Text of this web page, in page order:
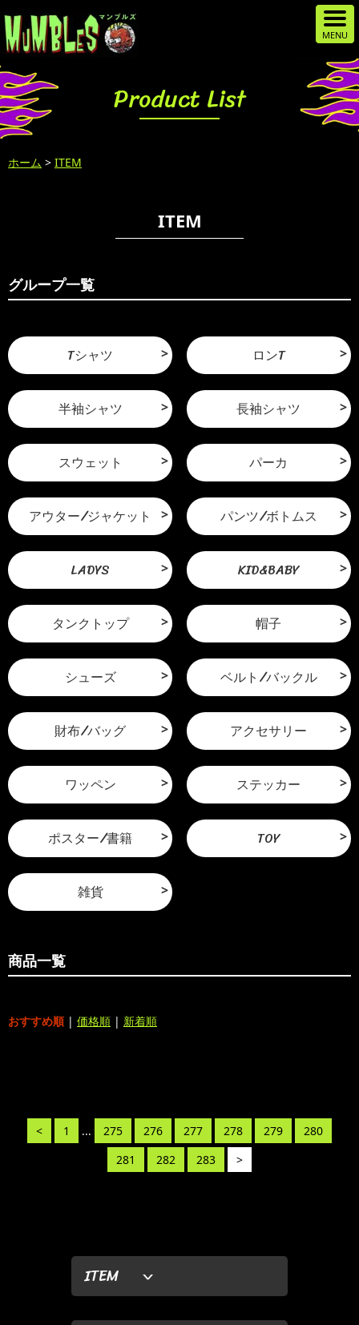
Product List
ITEM
ホーム > ITEM
ITEM
グループ一覧
Tシャツ ロンT
半袖シャツ 長袖シャツ
スウェット パーカ
アウター/ジャケット パンツ/ボトムス
LADYS KID&BABY
タンクトップ 帽子
シューズ ベルト/バックル
財布/バッグ アクセサリー
ワッペン ステッカー
ポスター/書籍 TOY
雑貨
商品一覧
おすすめ順 | 価格順 | 新着順
< 1 ... 275 276 277 278 279
280
281
282 283 >